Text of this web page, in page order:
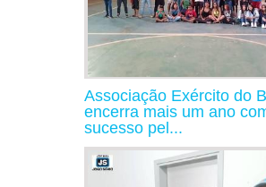
Associação Exército do
encerra mais um ano
sucesso pel...